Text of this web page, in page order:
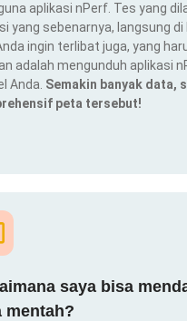
aplikasi nPerf. Tes yang
yang sebenarnya, langsung di
ingin terlibat juga, yang
adalah mengunduh aplikasi
Anda. Semakin banyak data,
peta tersebut!
saya bisa
mentah?